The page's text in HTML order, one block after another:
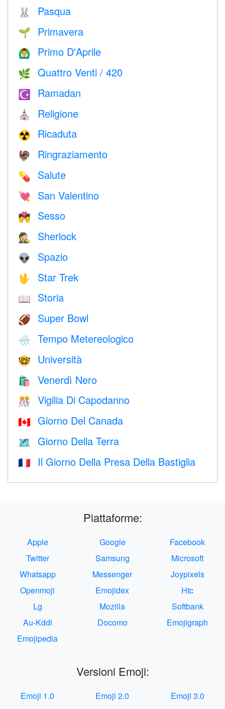
🐰 Pasqua
🌱 Primavera
🙆‍♂️ Primo D'Aprile
🌿 Quattro Venti / 420
☪️ Ramadan
⛪️ Religione
☢️ Ricaduta
🦃 Ringraziamento
💊 Salute
💘 San Valentino
💏 Sesso
🕵️ Sherlock
👽 Spazio
🖖 Star Trek
📖 Storia
🏈 Super Bowl
🌧 Tempo Metereologico
🤓 Università
🛍 Venerdì Nero
🎊 Vigilia Di Capodanno
🇨🇦 Giorno Del Canada
🗺️ Giorno Della Terra
🇫🇷 Il Giorno Della Presa Della Bastiglia
Piattaforme:
Apple Google
Facebook
Twitter
Samsung
Microsoft
Whatsapp
Messenger
Joypixels
Openmoji
Emojidex
Htc
Lg
Mozilla
Softbank
Au-Kddi
Docomo
Emojigraph
Emojipedia
Versioni Emoji:
Emoji 1.0 Emoji 2.0
Emoji 3.0